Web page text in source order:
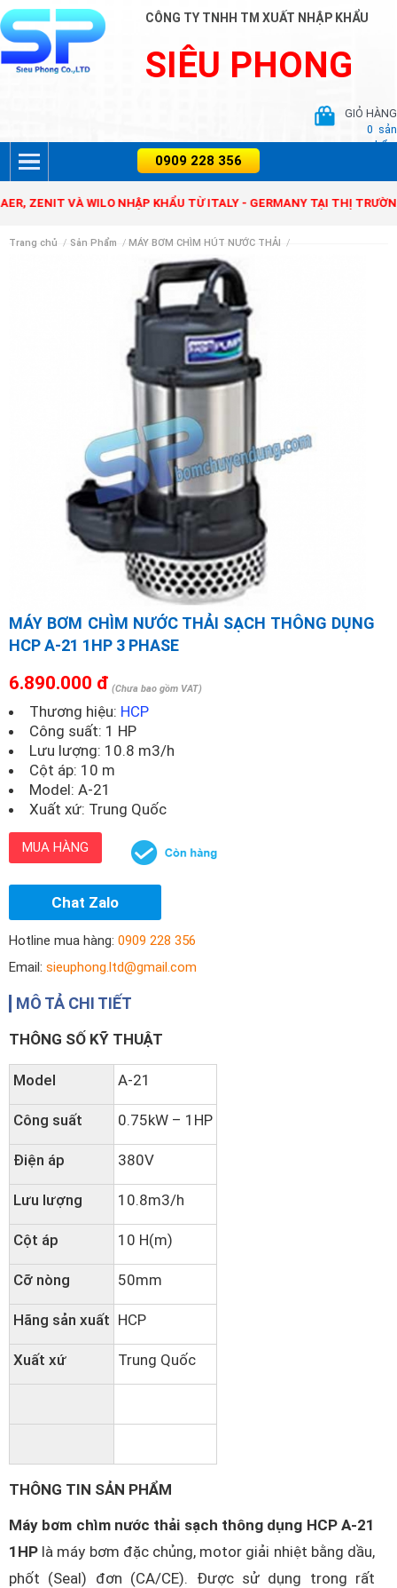
CÔNG TY TNHH TM XUẤT NHẬP KHẨU
SIÊU PHONG
GIỎ HÀNG
0 sản
phẩm
SAER, ZENIT VÀ WILO NHẬP KHẨU TỪ ITALY - GERMANY TẠI THỊ
Trang chủ / Sản Phẩm / MÁY BƠM CHÌM HÚT NƯỚC THẢI /
MÁY BƠM CHÌM NƯỚC THẢI SẠCH THÔNG DỤNG
HCP A-21 1HP 3 PHASE
6.890.000 đ (Chưa bao gồm VAT)
Thương hiệu: HCP
Công suất: 1 HP
Lưu lượng: 10.8 m3/h
Cột áp: 10 m
Model: A-21
Xuất xứ: Trung Quốc
MUA HÀNG
Chat Zalo
Hotline mua hàng: 0909 228 356
Email: sieuphong.ltd@gmail.com
MÔ TẢ CHI TIẾT
THÔNG SỐ KỸ THUẬT
Model A-21
Công suất 0.75kW – 1HP
Điện áp 380V
Lưu lượng 10.8m3/h
Cột áp 10 H(m)
Cỡ nòng 50mm
Hãng sản xuất HCP
Xuất xứ Trung Quốc
THÔNG TIN SẢN PHẨM
Máy bơm chìm nước thải sạch thông dụng HCP A-21
1HP là máy bơm đặc chủng, motor giải nhiệt bằng dầu,
phốt (Seal) đơn (CA/CE). Được sử dụng trong rất